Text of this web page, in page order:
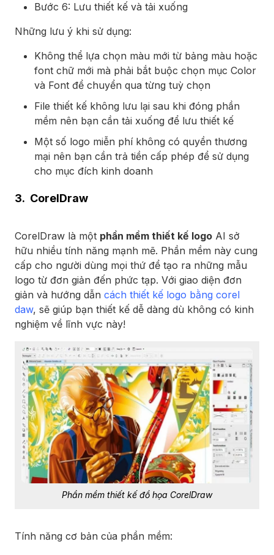
Bước 6: Lưu thiết kế và tải xuống
Những lưu ý khi sử dụng:
Không thể lựa chọn màu mới từ bảng màu hoặc
font chữ mới mà phải bắt buộc chọn mục Color
và Font để chuyển qua từng tuỳ chọn
File thiết kế không lưu lại sau khi đóng phần
mềm nên bạn cần tải xuống để lưu thiết kế
Một số logo miễn phí không có quyền thương
mại nên bạn cần trả tiền cấp phép để sử dụng
cho mục đích kinh doanh
3. CorelDraw
CorelDraw là một phần mềm thiết kế logo AI sở
hữu nhiều tính năng mạnh mẽ. Phần mềm này cung
cấp cho người dùng mọi thứ để tạo ra những mẫu
logo từ đơn giản đến phức tạp. Với giao diện đơn
giản và hướng dẫn cách thiết kế logo bằng corel
daw, sẽ giúp bạn thiết kế dễ dàng dù không có kinh
nghiệm về lĩnh vực này!
Phần mềm thiết kế đồ họa CorelDraw
Tính năng cơ bản của phần mềm: